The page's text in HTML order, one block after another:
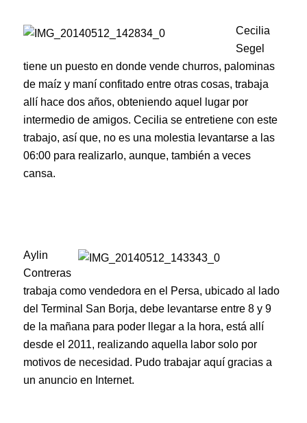
Cecilia
Segel
tiene un puesto en donde vende churros, palominas
de maíz y maní confitado entre otras cosas, trabaja
allí hace dos años, obteniendo aquel lugar por
intermedio de amigos. Cecilia se entretiene con este
trabajo, así que, no es una molestia levantarse a las
06:00 para realizarlo, aunque, también a veces
cansa.
Aylin
Contreras
trabaja como vendedora en el Persa, ubicado al lado
del Terminal San Borja, debe levantarse entre 8 y 9
de la mañana para poder llegar a la hora, está allí
desde el 2011, realizando aquella labor solo por
motivos de necesidad. Pudo trabajar aquí gracias a
un anuncio en Internet.